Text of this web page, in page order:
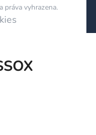
práva vyhrazena.